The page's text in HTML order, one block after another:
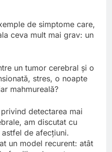
de simptome care,
ceva mult mai grav: un
un tumor cerebral și o
stres, o noapte
mahmureală?
detectarea mai
am discutat cu
de afecțiuni.
un model recurent: atât